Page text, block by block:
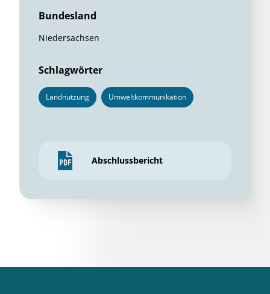
Bundesland
Niedersachsen
Schlagwörter
Landnutzung Umweltkommunikation
Abschlussbericht